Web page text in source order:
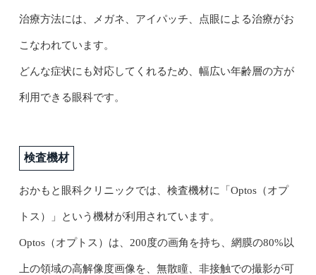
治療方法には、メガネ、アイパッチ、点眼による治療がお
こなわれています。
どんな症状にも対応してくれるため、幅広い年齢層の方が
利用できる眼科です。
検査機材
おかもと眼科クリニックでは、検査機材に「Optos（オプ
トス）」という機材が利用されています。
Optos（オプトス）は、200度の画角を持ち、網膜の80%以
上の領域の高解像度画像を、無散瞳、非接触での撮影が可